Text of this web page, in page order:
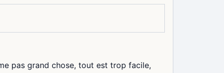
pas grand chose, tout est trop facile,